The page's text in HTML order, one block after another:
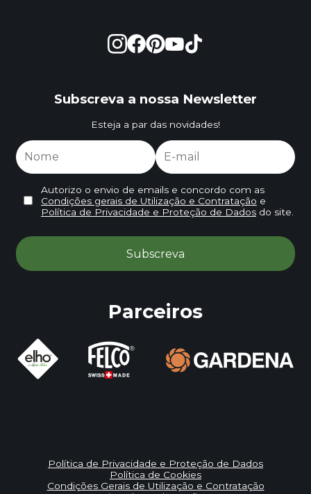
Subscreva a nossa Newsletter
Esteja a par das novidades!
Autorizo o envio de emails e concordo com as
Condições gerais de Utilização e Contratação e
Política de Privacidade e Proteção de Dadosdo site.
Parceiros
Política de Privacidade e Proteção de Dados
Política de Cookies
Condições Gerais de Utilização e Contratação